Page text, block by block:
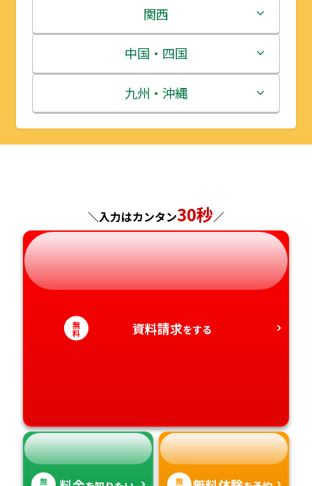
岩手県
宮城県
秋田県
山形県
栃木県
群馬県
埼玉県
千葉県
神奈川県
新潟県
富山県
石川県
福井県
岐阜県
静岡県
愛知県
関西
三重県
滋賀県
京都府
兵庫県
奈良県
和歌山県
中国・四国
鳥取県
島根県
広島県
山口県
徳島県
香川県
九州・沖縄
福岡県
長崎県
熊本県
大分県
宮崎県
＼入力はカンタン30秒／
無
料 資料請求をする
無 無